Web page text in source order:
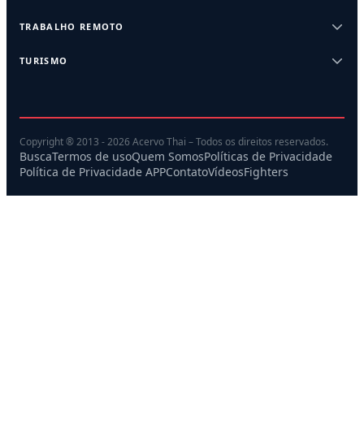
TRABALHO REMOTO
TURISMO
Copyright ® 2013 - 2026 Acervo Thai – Todos os direitos reservados.
BuscaTermos de usoQuem SomosPolíticas de Privacidade
Política de Privacidade APPContatoVídeosFighters